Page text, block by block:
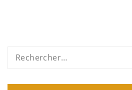
Rechercher :